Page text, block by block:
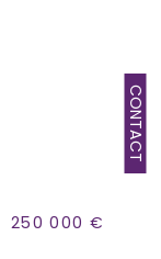
CONTACT
250 000 €